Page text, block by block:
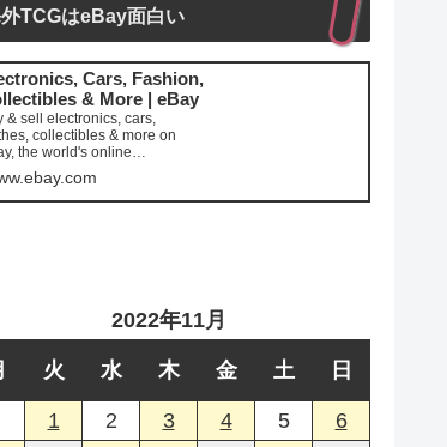
TCGはeBay面白い
Cars, Fashion,
& More | eBay
& sell electronics, cars,
collectibles & more on
the world's online
Top brands, low pric...
2022年11月
火 水 木 金 土 日
1 2 3 4 5
6